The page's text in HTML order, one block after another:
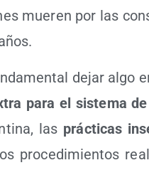
mue­ren por las
dejar algo
para el sis­te­ma
las prác­ti­cas
pro­ce­di­mien­tos